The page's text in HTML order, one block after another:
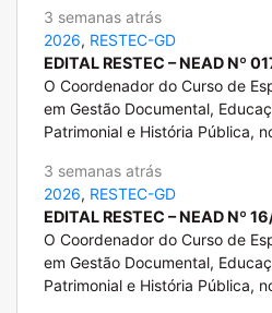
sensu em Ensino de Ciências
3 semanas atrás
2026, RESTEC-GD
EDITAL RESTEC – NEAD Nº
O Coordenador do Curso de
em Gestão Documental,
Patrimonial e História Pública,
Resultado Final e Convocação,
Editais RESTEC-Nead nº 017 e
3 semanas atrás
2026, RESTEC-GD
EDITAL RESTEC – NEAD Nº
O Coordenador do Curso de
em Gestão Documental,
Patrimonial e História Pública,